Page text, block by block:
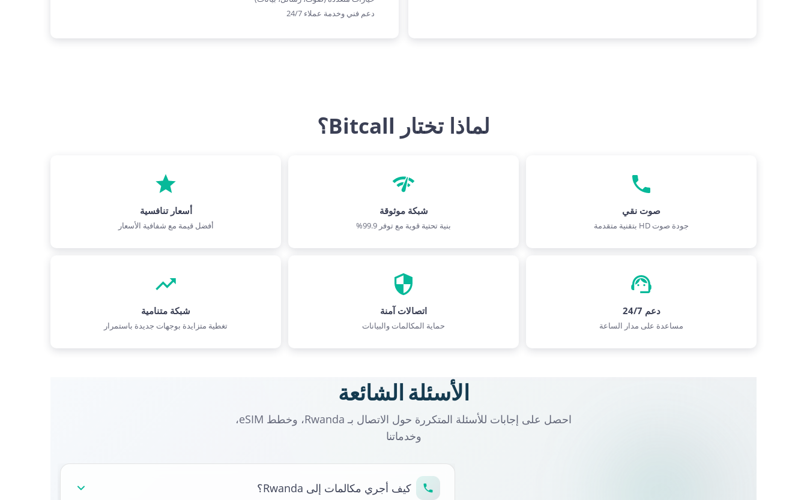
دعم فني وخدمة عملاء 24/7
لماذا تختار Bitcall؟
صوت نقي
جودة صوت HD بتقنية متقدمة
شبكة موثوقة
بنية تحتية قوية مع توفر 99.9%
أسعار تنافسية
أفضل قيمة مع شفافية الأسعار
دعم 24/7
مساعدة على مدار الساعة
اتصالات آمنة
حماية المكالمات والبيانات
شبكة متنامية
تغطية متزايدة بوجهات جديدة باستمرار
الأسئلة الشائعة
احصل على إجابات للأسئلة المتكررة حول الاتصال بـ Rwanda، وخطط eSIM،
وخدماتنا
كيف أجري مكالمات إلى Rwanda؟